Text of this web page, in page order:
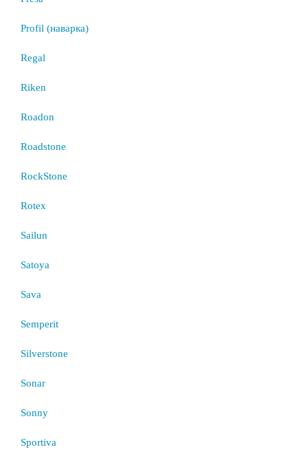
Profil (наварка)
Regal
Riken
Roadon
Roadstone
RockStone
Rotex
Sailun
Satoya
Sava
Semperit
Silverstone
Sonar
Sonny
Sportiva